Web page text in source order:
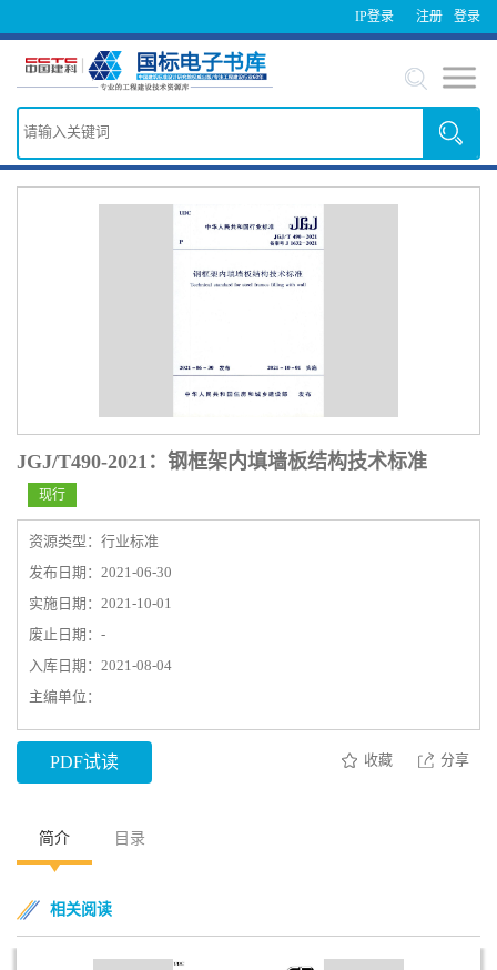
IP登录 登录
注册
JGJ/T490-2021：钢框架内填墙板结构技术标准
现行
资源类型：行业标准
发布日期：2021-06-30
实施日期：2021-10-01
废止日期：-
入库日期：2021-08-04
主编单位：
PDF试读 收藏 分享
简介 目录
相关阅读